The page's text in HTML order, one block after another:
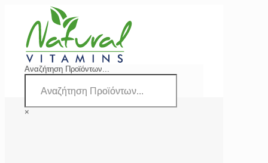
Αναζήτηση Προϊόντων...
×